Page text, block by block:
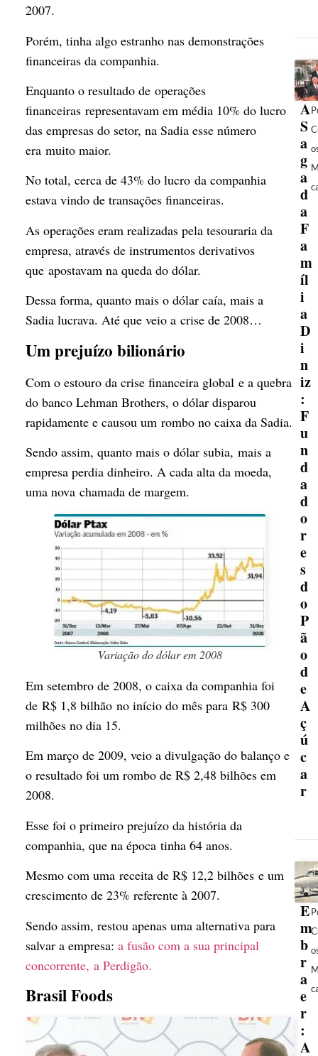
2007.
Porém, tinha algo estranho nas demonstrações
financeiras da companhia.
Enquanto o resultado de operações
financeiras representavam em média 10% do lucro
das empresas do setor, na Sadia esse número
era muito maior.
No total, cerca de 43% do lucro da companhia
estava vindo de transações financeiras.
As operações eram realizadas pela tesouraria da
empresa, através de instrumentos derivativos
que apostavam na queda do dólar.
Dessa forma, quanto mais o dólar caía, mais a
Sadia lucrava. Até que veio a crise de 2008…
Um prejuízo bilionário
Com o estouro da crise financeira global e a quebra
do banco Lehman Brothers, o dólar disparou
rapidamente e causou um rombo no caixa da Sadia.
Sendo assim, quanto mais o dólar subia, mais a
empresa perdia dinheiro. A cada alta da moeda,
uma nova chamada de margem.
Variação do dólar em 2008
Em setembro de 2008, o caixa da companhia foi
de R$ 1,8 bilhão no início do mês para R$ 300
milhões no dia 15.
Em março de 2009, veio a divulgação do balanço e
o resultado foi um rombo de R$ 2,48 bilhões em
2008.
Esse foi o primeiro prejuízo da história da
companhia, que na época tinha 64 anos.
Mesmo com uma receita de R$ 12,2 bilhões e um
crescimento de 23% referente à 2007.
Sendo assim, restou apenas uma alternativa para
salvar a empresa: a fusão com a sua principal
concorrente, a Perdigão.
Brasil Foods
A
S
a
g
a
d
a
F
a
m
íl
i
a
D
i
n
iz
:
F
u
n
d
a
d
o
r
e
s
d
o
P
ã
o
d
e
A
ç
ú
c
a
r
E
m
b
r
a
e
r
:
A